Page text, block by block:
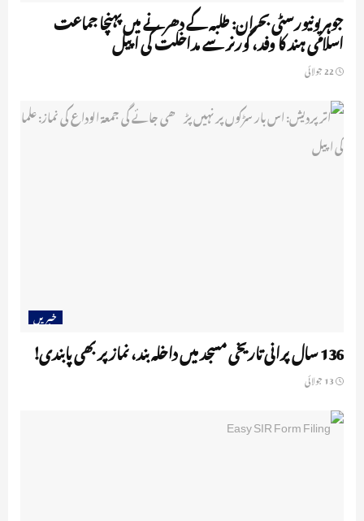
جوہر یونیورسٹی بحران: طلبہ کے دھرنے میں پہنچا جماعت
اسلامی ہند کا وفد، گورنر سے مداخلت کی اپیل
خبریں
136 سال پرانی تاریخی مسجد میں داخلہ بند، نماز پر بھی پابندی!